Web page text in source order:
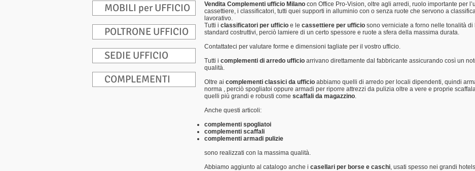
MOBILI per UFFICIO
POLTRONE UFFICIO
SEDIE UFFICIO
COMPLEMENTI
Vendita Complementi ufficio Milano con Office Pro-Vision, oltre agli arredi, ruolo importante per
cassettiere, i classificatori, tutti quei supporti in alluminio con o senza ruote che servono a
lavorativo.
Tutti i classificatori per ufficio e le cassettiere per ufficio sono verniciate a forno nelle tonalità
standard costruttivi, perciò lamiere di un certo spessore e ruote a sfera della massima durata.
Contattateci per valutare forme e dimensioni tagliate per il vostro ufficio.
Tutti i complementi di arredo ufficio arrivano direttamente dal fabbricante assicurando così un
qualità.
Oltre ai complementi classici da ufficio abbiamo quelli di arredo per locali dipendenti, quindi
norma , perciò spogliatoi oppure armadi per riporre attrezzi da pulizia oltre a vere e proprie
quelli più grandi e robusti come scaffali da magazzino.
Anche questi articoli:
complementi spogliatoi
complementi scaffali
complementi armadi pulizie
sono realizzati con la massima qualità.
Abbiamo aggiunto al catalogo anche i casellari per borse e caschi, usati spesso nei grandi